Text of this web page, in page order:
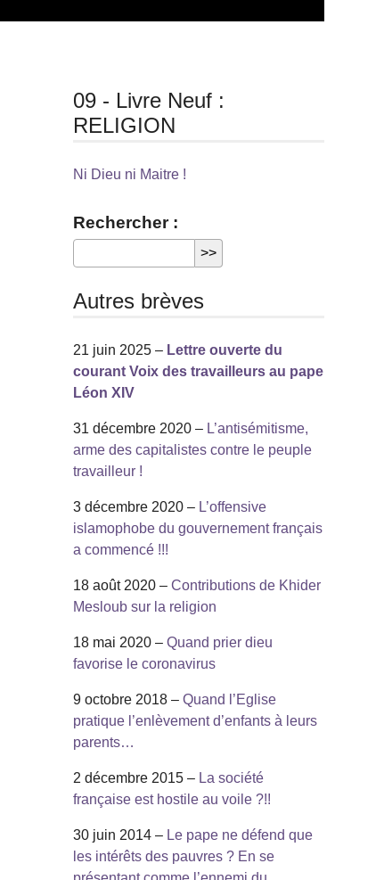
09 - Livre Neuf :
RELIGION
Ni Dieu ni Maitre !
Rechercher :
Autres brèves
21 juin 2025 – Lettre ouverte du
courant Voix des travailleurs au pape
Léon XIV
31 décembre 2020 – L’antisémitisme,
arme des capitalistes contre le peuple
travailleur !
3 décembre 2020 – L’offensive
islamophobe du gouvernement français
a commencé !!!
18 août 2020 – Contributions de Khider
Mesloub sur la religion
18 mai 2020 – Quand prier dieu
favorise le coronavirus
9 octobre 2018 – Quand l’Eglise
pratique l’enlèvement d’enfants à leurs
parents…
2 décembre 2015 – La société
française est hostile au voile ?!!
30 juin 2014 – Le pape ne défend que
les intérêts des pauvres ? En se